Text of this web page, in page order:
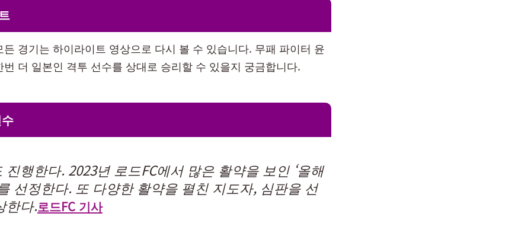
경기는 하이라이트 영상으로 다시 볼 수 있습니다. 무패 파이터 윤
더 일본인 격투 선수를 상대로 승리할 수 있을지 궁금합니다.
진행한다. 2023년 로드FC에서 많은 활약을 보인 ‘올해
선정한다. 또 다양한 활약을 펼친 지도자, 심판을 선
한다.로드FC 기사